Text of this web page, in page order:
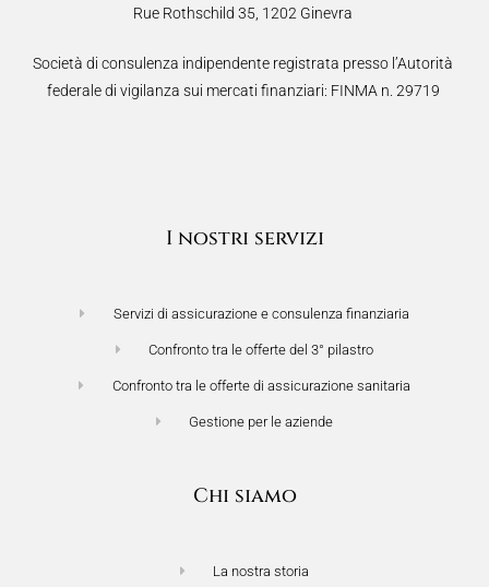
Rue Rothschild 35, 1202 Ginevra
Società di consulenza indipendente registrata presso l’Autorità
federale di vigilanza sui mercati finanziari: FINMA n. 29719
I nostri servizi
Servizi di assicurazione e consulenza finanziaria
Confronto tra le offerte del 3° pilastro
Confronto tra le offerte di assicurazione sanitaria
Gestione per le aziende
Chi siamo
La nostra storia